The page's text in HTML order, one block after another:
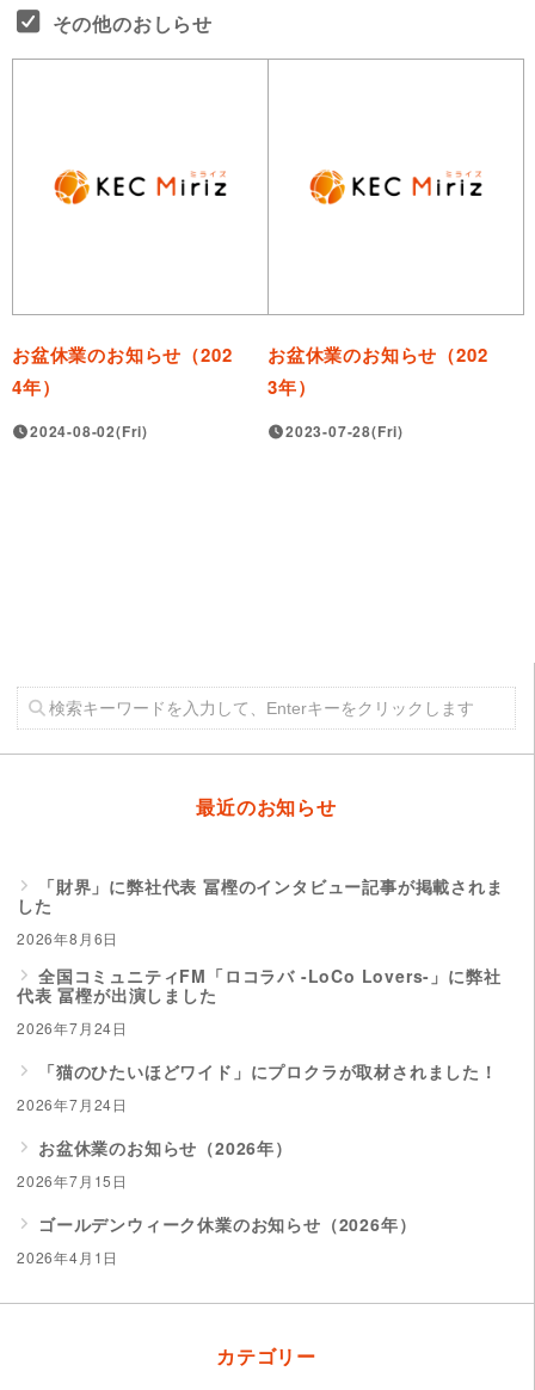
その他のおしらせ
お盆休業のお知らせ（202
4年）
2024-08-02(Fri)
お盆休業のお知らせ（202
3年）
2023-07-28(Fri)
最近のお知らせ
「財界」に弊社代表 冨樫のインタビュー記事が掲載されま
した
2026年8月6日
全国コミュニティFM「ロコラバ -LoCo Lovers-」に弊社
代表 冨樫が出演しました
2026年7月24日
「猫のひたいほどワイド」にプロクラが取材されました！
2026年7月24日
お盆休業のお知らせ（2026年）
2026年7月15日
ゴールデンウィーク休業のお知らせ（2026年）
2026年4月1日
カテゴリー